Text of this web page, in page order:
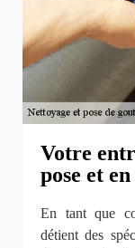
Votre
pose et
En tant que
détient des